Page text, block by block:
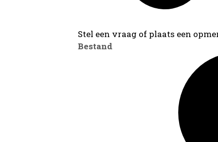
Stel een vraag of plaats een
Bestand